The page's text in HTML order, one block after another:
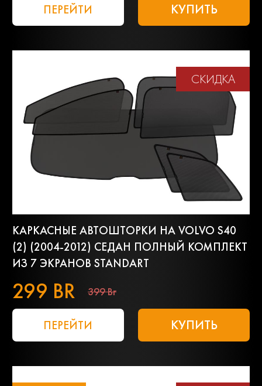
ПЕРЕЙТИ КУПИТЬ
СКИДКА
КАРКАСНЫЕ АВТОШТОРКИ НА VOLVO S40
(2) (2004-2012) СЕДАН ПОЛНЫЙ КОМПЛЕКТ
ИЗ 7 ЭКРАНОВ STANDART
299 BR 399 Br
ПЕРЕЙТИ КУПИТЬ